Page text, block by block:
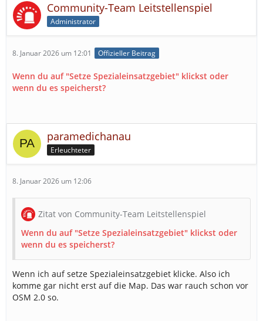
Community-Team Leitstellenspiel
Administrator
8. Januar 2026 um 12:01 Offizieller Beitrag
Wenn du auf "Setze Spezialeinsatzgebiet" klickst oder
wenn du es speicherst?
paramedichanau
Erleuchteter
8. Januar 2026 um 12:06
Zitat von Community-Team Leitstellenspiel
Wenn du auf "Setze Spezialeinsatzgebiet" klickst oder
wenn du es speicherst?
Wenn ich auf setze Spezialeinsatzgebiet klicke. Also ich
komme gar nicht erst auf die Map. Das war rauch schon vor
OSM 2.0 so.